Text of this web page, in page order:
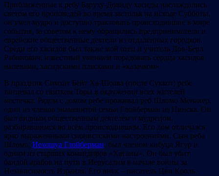
Приближенные к ребу Баруху-Довиду хасиды наслаждались
светом его проповедей во время застолья на исходе Субботы,
он умел мудро и доступно трактовать происходившие в мире
события, за советом к нему обращались предприниматели и
еврейские общественные деятели из отдалённых городков.
Среди его хасидов был также мой отец и учитель Дов-Берл
Рабинович, известный умением порадовать сердца хасидов
напевами, хасидскими плясками и «казачком».
В праздник Симхат Бейт Ха-Шоава (после Суккот) ребе
танцевал со свитком Торы в окружении всех жителей
местечка. Рядом с домом ребе проживал реб Шломо Менакер,
один из членов знаменитой семьи Глойберман из Пинска. Он
был видным общественным деятелем и мудрецом,
разбиравшимся во всём происходившем. Его дом отличался
ярко выраженными сионистскими настроениями. Сын реба
Шломо, Иехошуа Глойберман, был членом кибуца Ягур и
одним из старших командиров «Хаганы». Он был убит
бандой арабов на пути в Иерусалим в начале войны за
Независимость Израиля. Его внук – писатель Цви Кроль.